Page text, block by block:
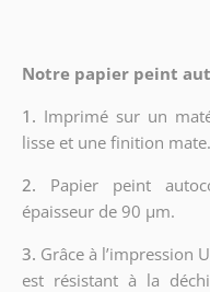
Notre papier peint
1. Imprimé sur un
lisse et une finition mate.
2. Papier peint
épaisseur de 90 µm.
3. Grâce à l’impression
est résistant à la